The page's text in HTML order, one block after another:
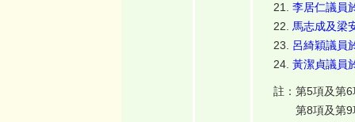
李居仁議員
馬志成及梁
呂綺穎議員
黃潔貞議員
註：第5項及第6
第8項及第9項